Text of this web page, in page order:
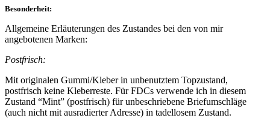
Besonderheit:
Allgemeine Erläuterungen des Zustandes bei den von mir
angebotenen Marken:
Postfrisch:
Mit originalen Gummi/Kleber in unbenutztem Topzustand,
postfrisch keine Kleberreste. Für FDCs verwende ich in diesem
Zustand “Mint” (postfrisch) für unbeschriebene Briefumschläge
(auch nicht mit ausradierter Adresse) in tadellosem Zustand.